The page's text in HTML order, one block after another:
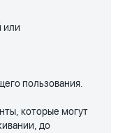
или
пользования.
которые могут
до